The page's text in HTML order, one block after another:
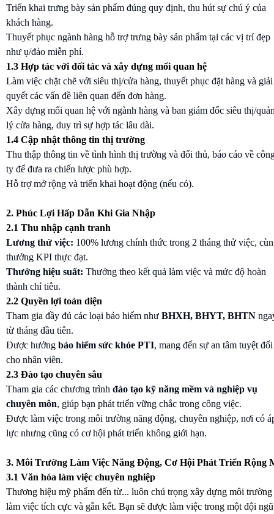
Triển khai trưng bày sản phẩm đúng quy định, thu hút sự chú ý của
khách hàng.
Thuyết phục ngành hàng hỗ trợ trưng bày sản phẩm tại các vị trí đẹp
như ụ/đảo miễn phí.
1.3 Hợp tác với đối tác và xây dựng mối quan hệ
Làm việc chặt chẽ với siêu thị/cửa hàng, thuyết phục đặt hàng và giải
quyết các vấn đề liên quan đến đơn hàng.
Xây dựng mối quan hệ với ngành hàng và ban giám đốc siêu thị/
lý cửa hàng, duy trì sự hợp tác lâu dài.
1.4 Cập nhật thông tin thị trường
Thu thập thông tin về tình hình thị trường và đối thủ, báo cáo về
ty để đưa ra chiến lược phù hợp.
Hỗ trợ mở rộng và triển khai hoạt động (nếu có).
2. Phúc Lợi Hấp Dẫn Khi Gia Nhập
2.1 Thu nhập cạnh tranh
Lương thử việc: 100% lương chính thức trong 2 tháng thử việc,
thưởng KPI thực đạt.
Thưởng hiệu suất: Thưởng theo kết quả làm việc và mức độ hoàn
thành chỉ tiêu.
2.2 Quyền lợi toàn diện
Tham gia đầy đủ các loại bảo hiểm như BHXH, BHYT, BHTN
từ tháng đầu tiên.
Được hưởng bảo hiểm sức khỏe PTI, mang đến sự an tâm tuyệt đối
cho nhân viên.
2.3 Đào tạo chuyên sâu
Tham gia các chương trình đào tạo kỹ năng mềm và nghiệp vụ
chuyên môn, giúp bạn phát triển vững chắc trong công việc.
Được làm việc trong môi trường năng động, chuyên nghiệp, nơi có
lực nhưng cũng có cơ hội phát triển không giới hạn.
3. Môi Trường Làm Việc Năng Động, Cơ Hội Phát Triển Rộng
3.1 Văn hóa làm việc chuyên nghiệp
Thương hiệu mỹ phẩm đến từ... luôn chú trọng xây dựng môi trường
làm việc tích cực và gắn kết. Bạn sẽ được làm việc trong một đội ngũ